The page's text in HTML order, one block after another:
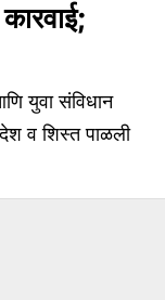
युवा संविधान
व शिस्त पाळली